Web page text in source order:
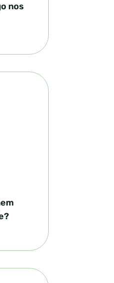
nos